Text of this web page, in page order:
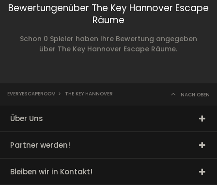
Bewertungenüber The Key Hannover Escape
Räume
Schon 0 Spieler haben Ihre Bewertung angegeben
über The Key Hannover Escape Räume.
EVERYESCAPEROOM > THE KEY HANNOVER NACH OBEN
Über Uns
Partner werden!
Bleiben wir in Kontakt!